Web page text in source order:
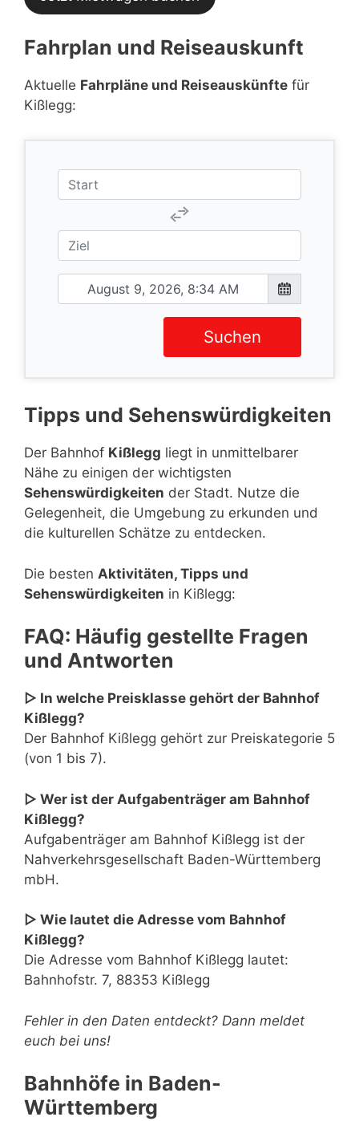
Fahrplan und Reiseauskunft
Aktuelle Fahrpläne und Reiseauskünfte für
Kißlegg:
Suchen
Tipps und Sehenswürdigkeiten
Der Bahnhof Kißlegg liegt in unmittelbarer
Nähe zu einigen der wichtigsten
Sehenswürdigkeiten der Stadt. Nutze die
Gelegenheit, die Umgebung zu erkunden und
die kulturellen Schätze zu entdecken.
Die besten Aktivitäten, Tipps und
Sehenswürdigkeiten in Kißlegg:
FAQ: Häufig gestellte Fragen
und Antworten
▷ In welche Preisklasse gehört der Bahnhof
Kißlegg?
Der Bahnhof Kißlegg gehört zur Preiskategorie 5
(von 1 bis 7).
▷ Wer ist der Aufgabenträger am Bahnhof
Kißlegg?
Aufgabenträger am Bahnhof Kißlegg ist der
Nahverkehrsgesellschaft Baden-Württemberg
mbH.
▷ Wie lautet die Adresse vom Bahnhof
Kißlegg?
Die Adresse vom Bahnhof Kißlegg lautet:
Bahnhofstr. 7, 88353 Kißlegg
Fehler in den Daten entdeckt? Dann meldet
euch bei uns!
Bahnhöfe in Baden-
Württemberg